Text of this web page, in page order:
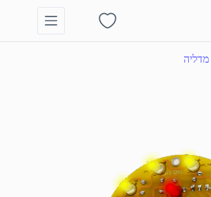
Shopping
מדליה